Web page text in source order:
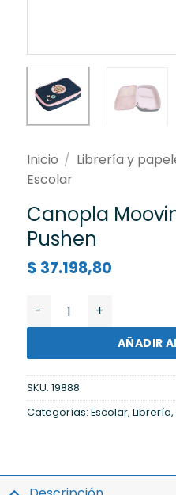
Inicio / Librería y
Escolar
Canopla
Pushen
$ 37.198,80
Canopla Mooving Trend
AÑADIR
SKU: 19888
Categorías: Escolar, Librería,